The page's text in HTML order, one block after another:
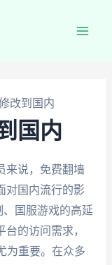
改到国内
国内
来说，免费翻墙
对国内流行的影
、国服游戏的高延
的访问需求，
为重要。在众多